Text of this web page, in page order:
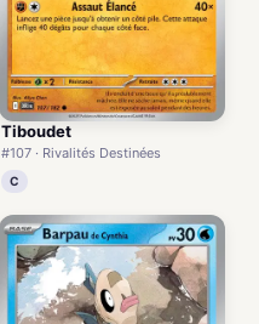
Tiboudet
#107 · Rivalités Destinées
C